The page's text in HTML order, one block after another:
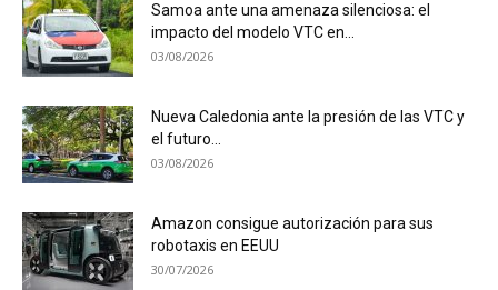
Samoa ante una amenaza silenciosa: el
impacto del modelo VTC en...
03/08/2026
Nueva Caledonia ante la presión de las VTC y
el futuro...
03/08/2026
Amazon consigue autorización para sus
robotaxis en EEUU
30/07/2026